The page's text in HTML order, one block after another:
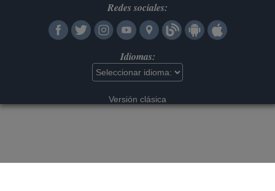
Redes sociales:
Idiomas:
Versión clásica